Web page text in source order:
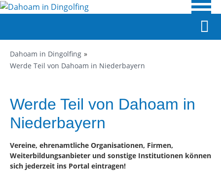
Dahoam in Dingolfing
Werde Teil von Dahoam in Niederbayern
Werde Teil von Dahoam in
Niederbayern
Vereine, ehrenamtliche Organisationen, Firmen,
Weiterbildungsanbieter und sonstige Institutionen können
sich jederzeit ins Portal eintragen!